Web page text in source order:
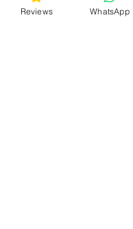
More reviews
Reviews WhatsApp